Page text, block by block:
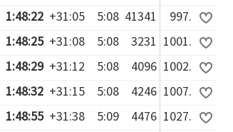
1:48:22 +31:05 5:08 41341
997.
1:48:25 +31:08 5:08 3231 1001.
1:48:29 +31:12 5:08 4096 1002.
1:48:32 +31:15 5:08 4246 1007.
1:48:55 +31:38 5:09 4476 1027.